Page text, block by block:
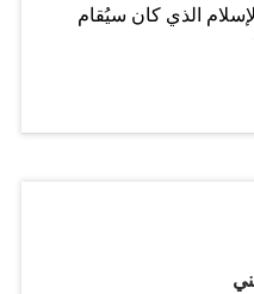
الذي كان سيُقام
"حرامي" شهير سرق من
جرى لها حقيقة أم خدعة
من الأفكار التي أصبح